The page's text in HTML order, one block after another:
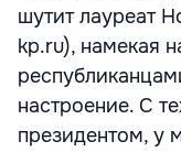
шутит лауреат
kp.ru), намекая
настроение. С
президентом, у